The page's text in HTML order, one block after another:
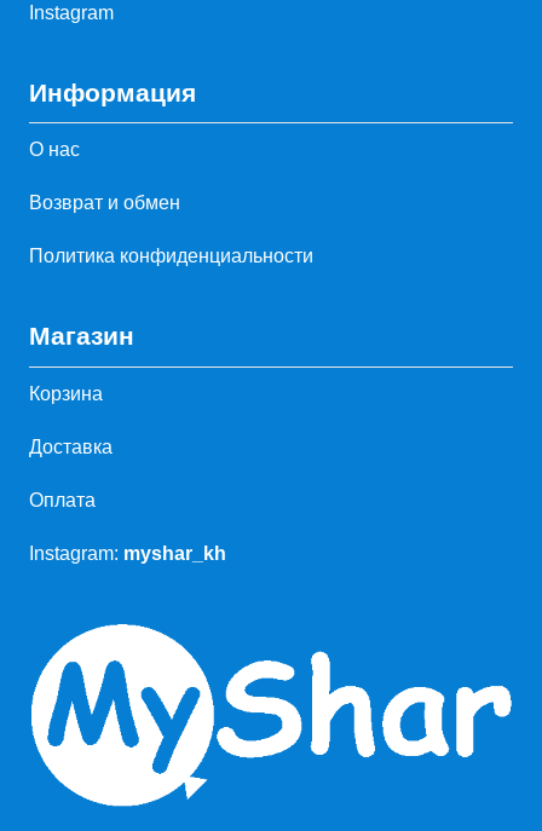
Instagram
Информация
О нас
Возврат и обмен
Политика конфиденциальности
Магазин
Корзина
Доставка
Оплата
Instagram: myshar_kh